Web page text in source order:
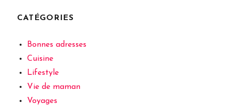
CATÉGORIES
Bonnes adresses
Cuisine
Lifestyle
Vie de maman
Voyages